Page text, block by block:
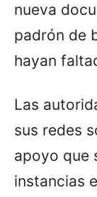
nueva
padrón de
hayan
Las
sus redes
apoyo que
instancias